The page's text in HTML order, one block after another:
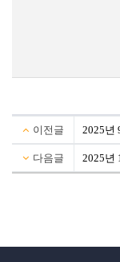
이전글 2025년
다음글 2025년